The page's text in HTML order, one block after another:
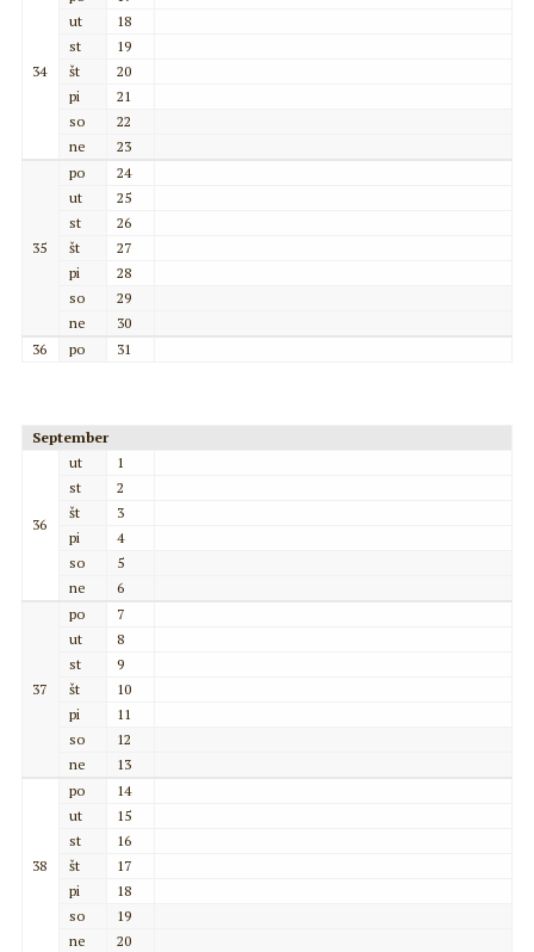
34
ut
18
st
19
št
20
pi
21
so
22
ne
23
35
po
24
ut
25
st
26
št
27
pi
28
so
29
ne
30
36
po 31
September
36
ut
1
st
2
št
3
pi
4
so
5
ne
6
37
po
7
ut
8
st
9
št
10
pi
11
so
12
ne
13
38
po
14
ut
15
st
16
št
17
pi
18
so
19
ne
20